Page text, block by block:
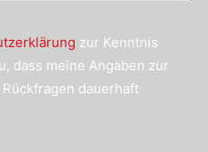
zur Kenntnis
dass meine Angaben zur
dauerhaft